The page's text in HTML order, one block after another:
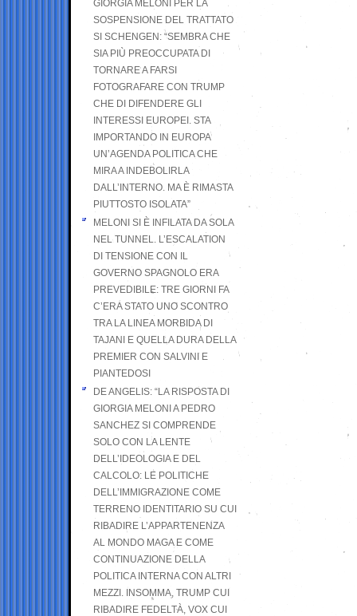
GIORGIA MELONI PER LA
SOSPENSIONE DEL TRATTATO
SI SCHENGEN: “SEMBRA CHE
SIA PIÙ PREOCCUPATA DI
TORNARE A FARSI
FOTOGRAFARE CON TRUMP
CHE DI DIFENDERE GLI
INTERESSI EUROPEI. STA
IMPORTANDO IN EUROPA
UN’AGENDA POLITICA CHE
MIRA A INDEBOLIRLA
DALL’INTERNO. MA È RIMASTA
PIUTTOSTO ISOLATA”
MELONI SI È INFILATA DA SOLA
NEL TUNNEL. L’ESCALATION
DI TENSIONE CON IL
GOVERNO SPAGNOLO ERA
PREVEDIBILE: TRE GIORNI FA
C’ERA STATO UNO SCONTRO
TRA LA LINEA MORBIDA DI
TAJANI E QUELLA DURA DELLA
PREMIER CON SALVINI E
PIANTEDOSI
DE ANGELIS: “LA RISPOSTA DI
GIORGIA MELONI A PEDRO
SANCHEZ SI COMPRENDE
SOLO CON LA LENTE
DELL’IDEOLOGIA E DEL
CALCOLO: LE POLITICHE
DELL’IMMIGRAZIONE COME
TERRENO IDENTITARIO SU CUI
RIBADIRE L’APPARTENENZA
AL MONDO MAGA E COME
CONTINUAZIONE DELLA
POLITICA INTERNA CON ALTRI
MEZZI. INSOMMA, TRUMP CUI
RIBADIRE FEDELTÀ, VOX CUI